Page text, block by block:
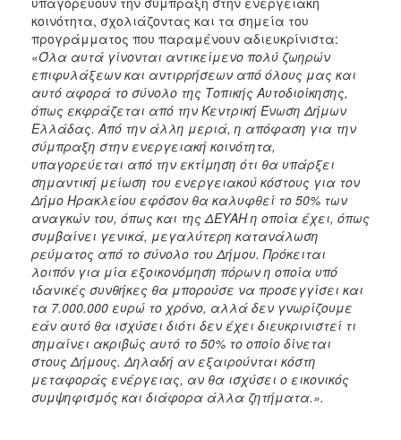
κοινότητα, σχολιάζοντας και τα σημεία του
προγράμματος που παραμένουν αδιευκρίνιστα:
«Όλα αυτά γίνονται αντικείμενο πολύ ζωηρών
επιφυλάξεων και αντιρρήσεων από όλους μας και
αυτό αφορά το σύνολο της Τοπικής Αυτοδιοίκησης,
όπως εκφράζεται από την Κεντρική Ένωση Δήμων
Ελλάδας. Από την άλλη μεριά, η απόφαση για την
σύμπραξη στην ενεργειακή κοινότητα,
υπαγορεύεται από την εκτίμηση ότι θα υπάρξει
σημαντική μείωση του ενεργειακού κόστους για τον
Δήμο Ηρακλείου εφόσον θα καλυφθεί το 50% των
αναγκών του, όπως και της ΔΕΥΑΗ η οποία έχει, όπως
συμβαίνει γενικά, μεγαλύτερη κατανάλωση
ρεύματος από το σύνολο του Δήμου. Πρόκειται
λοιπόν για μία εξοικονόμηση πόρων η οποία υπό
ιδανικές συνθήκες θα μπορούσε να προσεγγίσει και
τα 7.000.000 ευρώ το χρόνο, αλλά δεν γνωρίζουμε
εάν αυτό θα ισχύσει διότι δεν έχει διευκρινιστεί τι
σημαίνει ακριβώς αυτό το 50% το οποίο δίνεται
στους Δήμους. Δηλαδή αν εξαιρούνται κόστη
μεταφοράς ενέργειας, αν θα ισχύσει ο εικονικός
συμψηφισμός και διάφορα άλλα ζητήματα.».